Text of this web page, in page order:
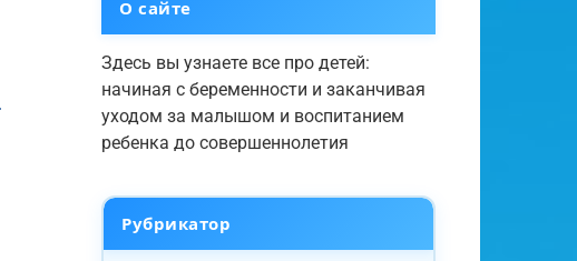
О сайте
Здесь вы узнаете все про детей:
начиная с беременности и заканчивая
уходом за малышом и воспитанием
ребенка до совершеннолетия
Рубрикатор